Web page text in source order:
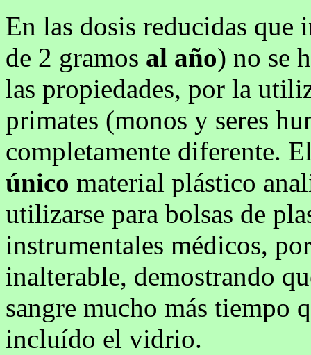
En las dosis reducidas que
de 2 gramos al año) no se
las propiedades, por la
primates (monos y seres
completamente diferente.
único material plástico
utilizarse para bolsas de
instrumentales médicos,
inalterable, demostrando
sangre mucho más tiempo
incluído el vidrio.